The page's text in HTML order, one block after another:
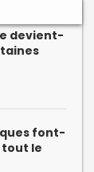
devient-
font-
tout le